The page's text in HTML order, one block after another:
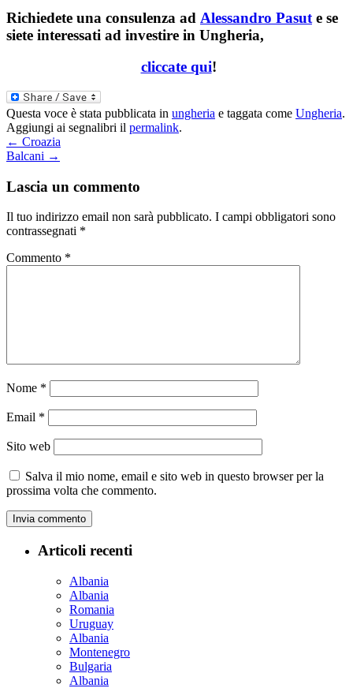
Richiedete una consulenza ad Alessandro Pasut e se
siete interessati ad investire in Ungheria,
cliccate qui!
Questa voce è stata pubblicata in ungheria e taggata come Ungheria.
Aggiungi ai segnalibri il permalink.
← Croazia
Balcani →
Lascia un commento
Il tuo indirizzo email non sarà pubblicato. I campi obbligatori sono
contrassegnati *
Commento *
Nome *
Email *
Sito web
Salva il mio nome, email e sito web in questo browser per la
prossima volta che commento.
Articoli recenti
Albania
Albania
Romania
Uruguay
Albania
Montenegro
Bulgaria
Albania